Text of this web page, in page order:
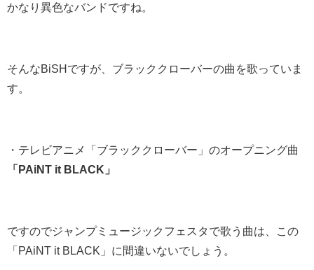
かなり異色なバンドですね。
そんなBiSHですが、ブラッククローバーの曲を歌っていま
す。
・テレビアニメ「ブラッククローバー」のオープニング曲
「PAiNT it BLACK」
ですのでジャンプミュージックフェスタで歌う曲は、この
「PAiNT it BLACK」に間違いないでしょう。